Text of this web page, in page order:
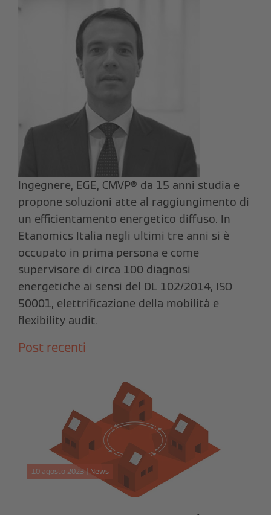
Ingegnere, EGE, CMVP® da 15 anni studia e
propone soluzioni atte al raggiungimento di
un efficientamento energetico diffuso. In
Etanomics Italia negli ultimi tre anni si è
occupato in prima persona e come
supervisore di circa 100 diagnosi
energetiche ai sensi del DL 102/2014, ISO
50001, elettrificazione della mobilità e
flexibility audit.
Post recenti
10 agosto 2023 | News